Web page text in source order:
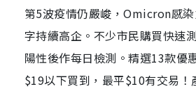
第5波疫情仍嚴峻，Omicron感
字持續高企。不少市民購買快速
陽性後作每日檢測。精選13款優
$19以下買到，最平$10有交易！